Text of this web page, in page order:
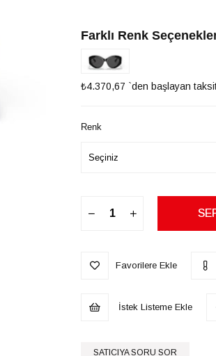
Farklı Renk
₺4.370,67 `den başlayan
Renk
Favorilere Ekle
İstek Listeme Ekle
SATICIYA SORU SOR